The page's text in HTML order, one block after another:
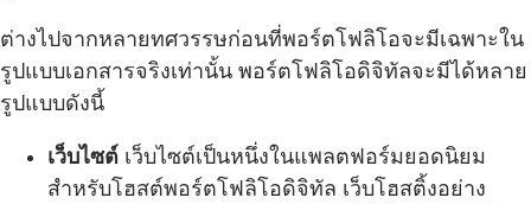
ต่างไปจากหลายทศวรรษก่อนที่พอร์ตโฟลิโอจะมีเฉพาะใน
รูปแบบเอกสารจริงเท่านั้น พอร์ตโฟลิโอดิจิทัลจะมีได้หลาย
รูปแบบดังนี้
เว็บไซต์ เว็บไซต์เป็นหนึ่งในแพลตฟอร์มยอดนิยม
สำหรับโฮสต์พอร์ตโฟลิโอดิจิทัล เว็บโฮสติ้งอย่าง